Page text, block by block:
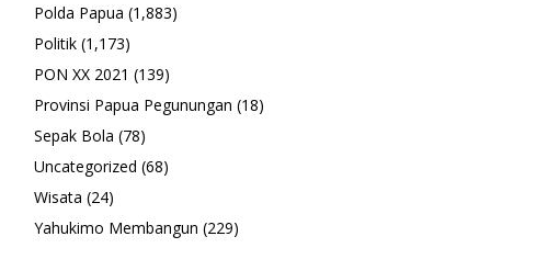
Polda Papua (1,883)
Politik (1,173)
PON XX 2021 (139)
Provinsi Papua Pegunungan (18)
Sepak Bola (78)
Uncategorized (68)
Wisata (24)
Yahukimo Membangun (229)